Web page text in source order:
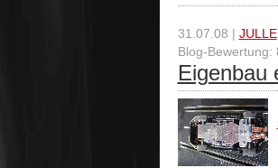
31.07.08 | JULLE
Blog-Bewertung:
Eigenbau